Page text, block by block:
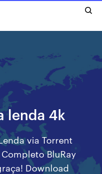
lenda 4k
via Torrent
BluRay
Download